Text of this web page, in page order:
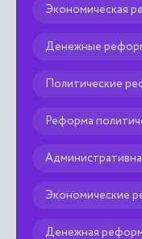
Экономическая
Денежные
Политические
Реформа
Экономические
Денежная